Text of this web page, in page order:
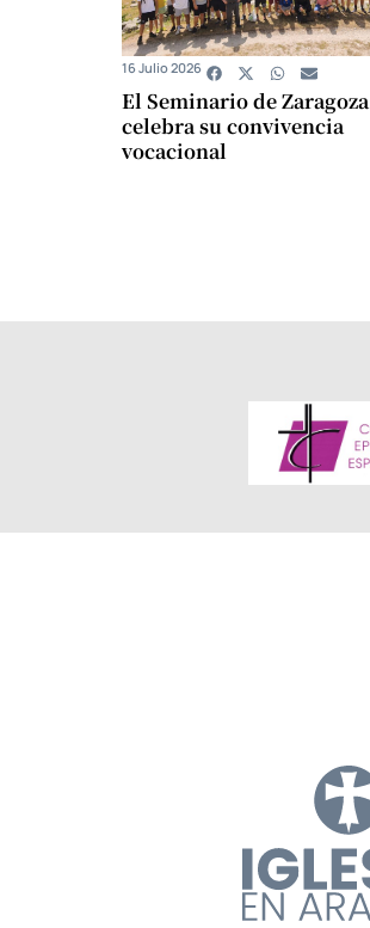
El Seminario de Zaragoza
celebra su convivencia
vocacional
16 Julio 2026